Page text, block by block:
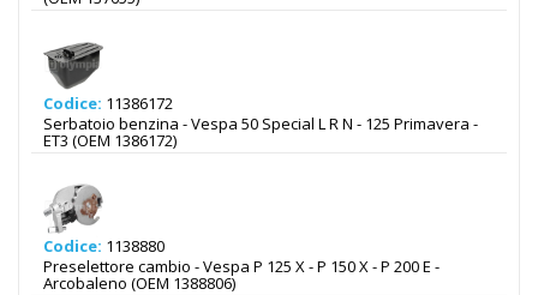
Codice: 11386172
Serbatoio benzina - Vespa 50 Special L R N - 125 Primavera -
ET3 (OEM 1386172)
Codice: 1138880
Preselettore cambio - Vespa P 125 X - P 150 X - P 200 E -
Arcobaleno (OEM 1388806)